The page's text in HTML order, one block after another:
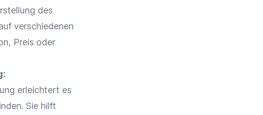
des
verschiedenen
Preis oder
erleichtert es
Sie hilft